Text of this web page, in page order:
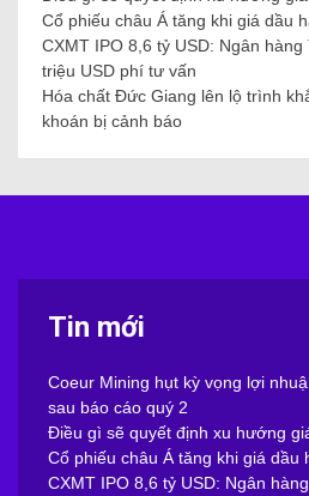
Cổ phiếu châu Á tăng khi giá dầu
CXMT IPO 8,6 tỷ USD: Ngân
triệu USD phí tư vấn
Hóa chất Đức Giang lên lộ trình
khoán bị cảnh báo
Tin mới
Coeur Mining hụt kỳ vọng lợi
sau báo cáo quý 2
Điều gì sẽ quyết định xu hướng
Cổ phiếu châu Á tăng khi giá dầu
CXMT IPO 8,6 tỷ USD: Ngân